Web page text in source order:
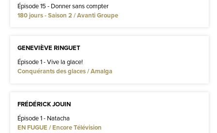
Épisode 15 - Donner sans compter
180 jours - Saison 2 / Avanti Groupe
GENEVIÈVE RINGUET
Épisode 1 - Vive la glace!
Conquérants des glaces / Amalga
FRÉDÉRICK JOUIN
Épisode 1 - Natacha
EN FUGUE / Encore Télévision